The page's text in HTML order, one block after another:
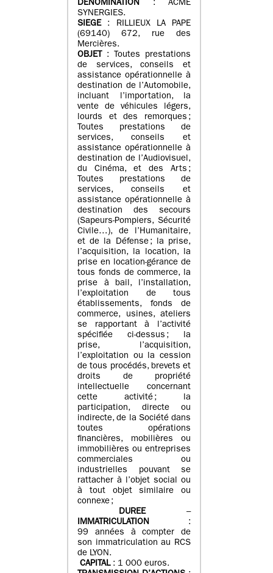
DENOMINATION : ACME
SYNERGIES.
SIEGE: RILLIEUX LA PAPE
(69140) 672, rue des
Mercières.
OBJET
: Toutes prestations
de services, conseils et
assistance opérationnelle à
destination de l’Automobile,
incluant l’importation, la
vente de véhicules légers,
lourds et des remorques ;
Toutes prestations de
services, conseils et
assistance opérationnelle à
destination de l’Audiovisuel,
du Cinéma, et des Arts ;
Toutes prestations de
services, conseils et
assistance opérationnelle à
destination des secours
(Sapeurs-Pompiers, Sécurité
Civile…), de l’Humanitaire,
et de la Défense ; la prise,
l’acquisition, la location, la
prise en location-gérance de
tous fonds de commerce, la
prise à bail, l’installation,
l’exploitation de tous
établissements, fonds de
commerce, usines, ateliers
se rapportant à l’activité
spécifiée ci-dessus ; la
prise, l’acquisition,
l’exploitation ou la cession
de tous procédés, brevets et
droits de propriété
intellectuelle concernant
cette activité ; la
participation, directe ou
indirecte, de la Société dans
toutes opérations
financières, mobilières ou
immobilières ou entreprises
commerciales ou
industrielles pouvant se
rattacher à l’objet social ou
à tout objet similaire ou
connexe ;
DUREE–
IMMATRICULATION :
99 années à compter de
son immatriculation au RCS
de LYON.
CAPITAL: 1 000 euros.